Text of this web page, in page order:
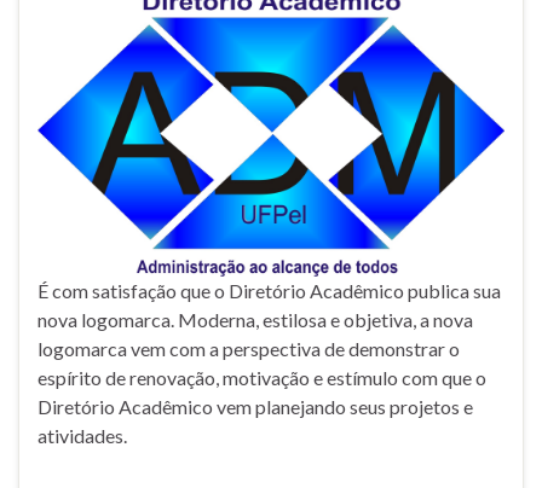
É com satisfação que o Diretório Acadêmico publica sua
nova logomarca. Moderna, estilosa e objetiva, a nova
logomarca vem com a perspectiva de demonstrar o
espírito de renovação, motivação e estímulo com que o
Diretório Acadêmico vem planejando seus projetos e
atividades.